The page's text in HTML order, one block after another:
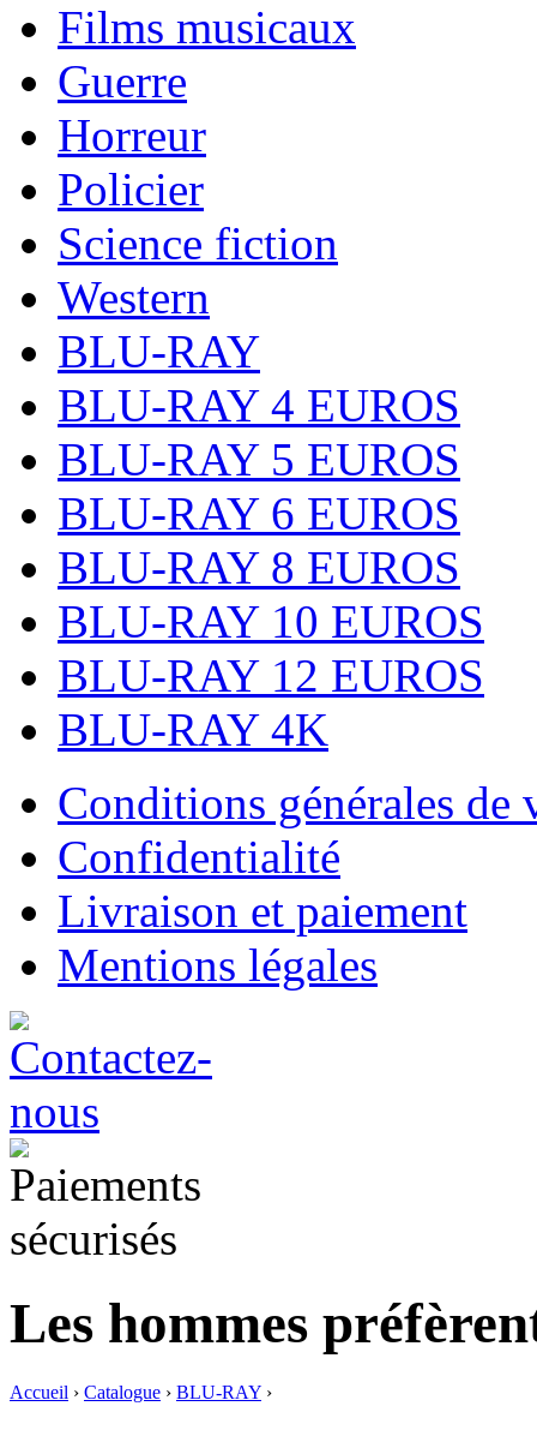
Films musicaux
Guerre
Horreur
Policier
Science fiction
Western
BLU-RAY
BLU-RAY 4 EUROS
BLU-RAY 5 EUROS
BLU-RAY 6 EUROS
BLU-RAY 8 EUROS
BLU-RAY 10 EUROS
BLU-RAY 12 EUROS
BLU-RAY 4K
Conditions générales de
Confidentialité
Livraison et paiement
Mentions légales
Les hommes
Accueil › Catalogue › BLU-RAY ›